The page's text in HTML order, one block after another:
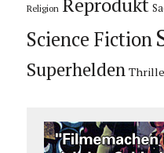
Religion
Science Fiction
Superhelden